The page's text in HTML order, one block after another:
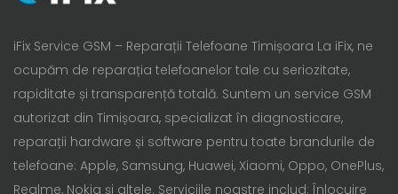
iFix Service GSM – Reparații Telefoane Timișoara La iFix, ne
ocupăm de reparația telefoanelor tale cu seriozitate,
rapiditate și transparență totală. Suntem un service GSM
autorizat din Timișoara, specializat în diagnosticare,
reparații hardware și software pentru toate brandurile de
telefoane: Apple, Samsung, Huawei, Xiaomi, Oppo, OnePlus,
Realme, Nokia și altele. Serviciile noastre includ: Înlocuire